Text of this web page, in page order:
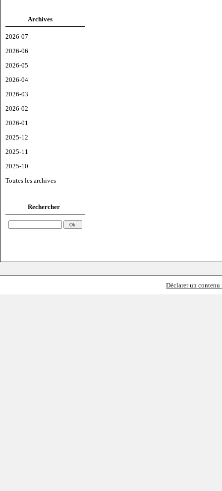
Archives
2026-07
2026-06
2026-05
2026-04
2026-03
2026-02
2026-01
2025-12
2025-11
2025-10
Toutes les archives
Rechercher
Déclarer un